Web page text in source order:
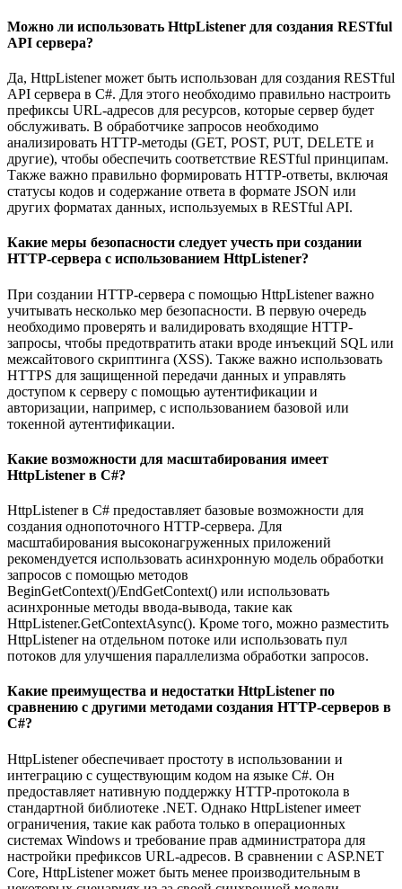
Можно ли использовать HttpListener для создания RESTful
API сервера?
Да, HttpListener может быть использован для создания RESTful
API сервера в C#. Для этого необходимо правильно настроить
префиксы URL-адресов для ресурсов, которые сервер будет
обслуживать. В обработчике запросов необходимо
анализировать HTTP-методы (GET, POST, PUT, DELETE и
другие), чтобы обеспечить соответствие RESTful принципам.
Также важно правильно формировать HTTP-ответы, включая
статусы кодов и содержание ответа в формате JSON или
других форматах данных, используемых в RESTful API.
Какие меры безопасности следует учесть при создании
HTTP-сервера с использованием HttpListener?
При создании HTTP-сервера с помощью HttpListener важно
учитывать несколько мер безопасности. В первую очередь
необходимо проверять и валидировать входящие HTTP-
запросы, чтобы предотвратить атаки вроде инъекций SQL или
межсайтового скриптинга (XSS). Также важно использовать
HTTPS для защищенной передачи данных и управлять
доступом к серверу с помощью аутентификации и
авторизации, например, с использованием базовой или
токенной аутентификации.
Какие возможности для масштабирования имеет
HttpListener в C#?
HttpListener в C# предоставляет базовые возможности для
создания однопоточного HTTP-сервера. Для
масштабирования высоконагруженных приложений
рекомендуется использовать асинхронную модель обработки
запросов с помощью методов
BeginGetContext()/EndGetContext() или использовать
асинхронные методы ввода-вывода, такие как
HttpListener.GetContextAsync(). Кроме того, можно разместить
HttpListener на отдельном потоке или использовать пул
потоков для улучшения параллелизма обработки запросов.
Какие преимущества и недостатки HttpListener по
сравнению с другими методами создания HTTP-серверов в
C#?
HttpListener обеспечивает простоту в использовании и
интеграцию с существующим кодом на языке C#. Он
предоставляет нативную поддержку HTTP-протокола в
стандартной библиотеке .NET. Однако HttpListener имеет
ограничения, такие как работа только в операционных
системах Windows и требование прав администратора для
настройки префиксов URL-адресов. В сравнении с ASP.NET
Core, HttpListener может быть менее производительным в